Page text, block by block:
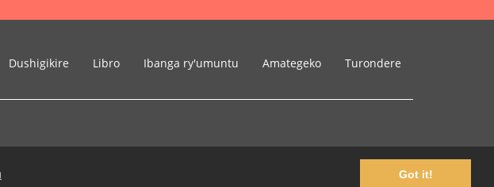
Got it!
Dushigikire Libro Ibanga ry'umuntu Amategeko Turondere